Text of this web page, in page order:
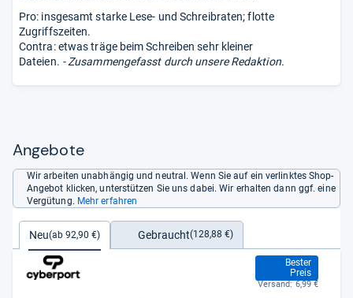
Pro: insgesamt starke Lese- und Schreibraten; flotte
Zugriffszeiten.
Contra: etwas träge beim Schreiben sehr kleiner
Dateien. - Zusammengefasst durch unsere Redaktion.
Angebote
Wir arbeiten unabhängig und neutral. Wenn Sie auf ein verlinktes Shop-
Angebot klicken, unterstützen Sie uns dabei. Wir erhalten dann ggf. eine
Vergütung. Mehr erfahren
Neu(ab 92,90 €) Gebraucht(128,88 €)
Bester
Preis
92,90 €
Versand: 6,99 €